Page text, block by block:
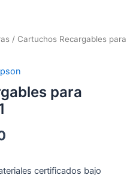
/ Cartuchos Recargables para
para
certificados bajo